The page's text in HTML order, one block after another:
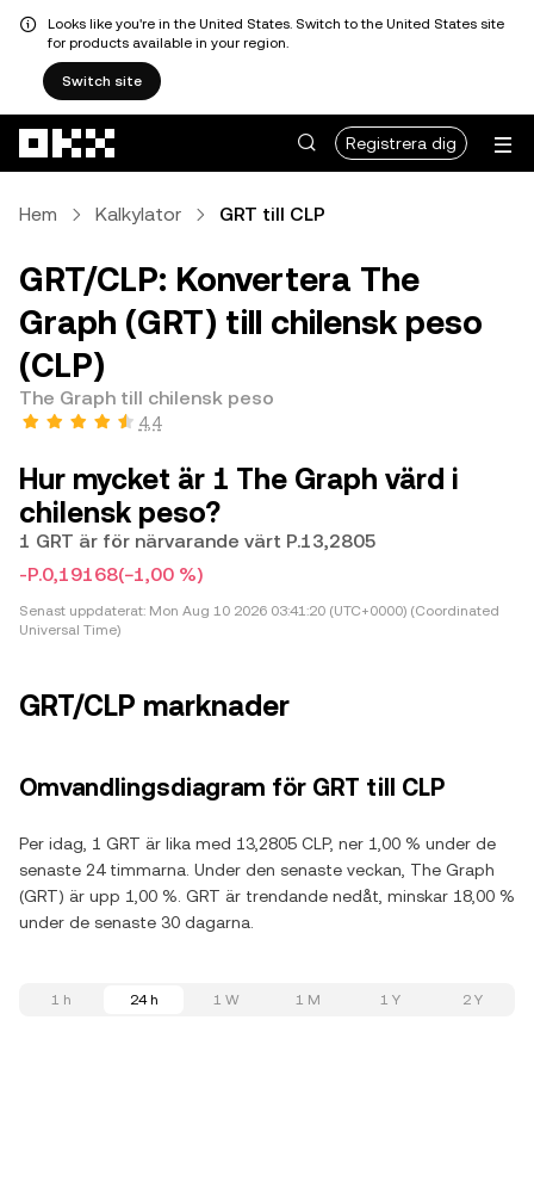
Looks like you're in the United States. Switch to the United States site
for products available in your region.
Switch site
Registrera dig
Hem Kalkylator GRT till CLP
GRT/CLP: Konvertera The
Graph (GRT) till chilensk peso
(CLP)
The Graph till chilensk peso
4,4
Hur mycket är 1 The Graph värd i
chilensk peso?
1 GRT är för närvarande värt P.13,2805
-P.0,19168(−1,00 %)
Senast uppdaterat: Mon Aug 10 2026 03:41:20 (UTC+0000) (Coordinated
Universal Time)
GRT/CLP marknader
Omvandlingsdiagram för GRT till CLP
Per idag, 1 GRT är lika med 13,2805 CLP, ner 1,00 % under de
senaste 24 timmarna. Under den senaste veckan, The Graph
(GRT) är upp 1,00 %. GRT är trendande nedåt, minskar 18,00 %
under de senaste 30 dagarna.
1 h 24 h 1 W 1 M 1 Y 2 Y